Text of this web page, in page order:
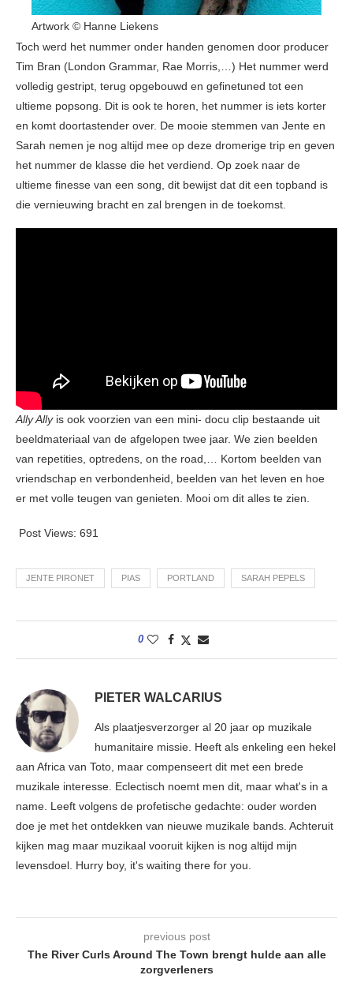
Artwork © Hanne Liekens
Toch werd het nummer onder handen genomen door producer
Tim Bran (London Grammar, Rae Morris,…) Het nummer werd
volledig gestript, terug opgebouwd en gefinetuned tot een
ultieme popsong. Dit is ook te horen, het nummer is iets korter
en komt doortastender over. De mooie stemmen van Jente en
Sarah nemen je nog altijd mee op deze dromerige trip en geven
het nummer de klasse die het verdiend. Op zoek naar de
ultieme finesse van een song, dit bewijst dat dit een topband is
die vernieuwing bracht en zal brengen in de toekomst.
Ally Ally is ook voorzien van een mini- docu clip bestaande uit
beeldmateriaal van de afgelopen twee jaar. We zien beelden
van repetities, optredens, on the road,… Kortom beelden van
vriendschap en verbondenheid, beelden van het leven en hoe
er met volle teugen van genieten. Mooi om dit alles te zien.
Post Views: 691
JENTE PIRONET PIAS PORTLAND SARAH PEPELS
0
PIETER WALCARIUS
Als plaatjesverzorger al 20 jaar op muzikale
humanitaire missie. Heeft als enkeling een hekel
aan Africa van Toto, maar compenseert dit met een brede
muzikale interesse. Eclectisch noemt men dit, maar what's in a
name. Leeft volgens de profetische gedachte: ouder worden
doe je met het ontdekken van nieuwe muzikale bands. Achteruit
kijken mag maar muzikaal vooruit kijken is nog altijd mijn
levensdoel. Hurry boy, it's waiting there for you.
previous post
The River Curls Around The Town brengt hulde aan alle
zorgverleners